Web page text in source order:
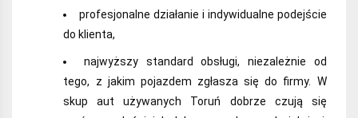
profesjonalne działanie i indywidualne podejście
do klienta,
najwyższy standard obsługi, niezależnie od
tego, z jakim pojazdem zgłasza się do firmy. W
skup aut używanych Toruń dobrze czują się